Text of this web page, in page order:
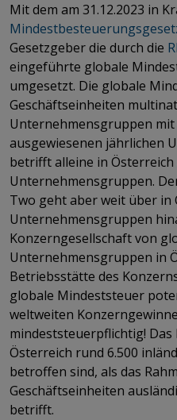
Mit dem am 31.12.2023 in
Gesetzgeber die durch die
eingeführte globale
umgesetzt. Die globale
Geschäftseinheiten
Unternehmensgruppen
ausgewiesenen jährlichen
betrifft alleine in Österreich
Unternehmensgruppen.
Two geht aber weit über in
Unternehmensgruppen
Konzerngesellschaft von
Unternehmensgruppen in
Betriebsstätte des
globale Mindeststeuer
weltweiten
mindeststeuerpflichtig! Das
Österreich rund 6.500
betroffen sind, als das
Geschäftseinheiten
betrifft.